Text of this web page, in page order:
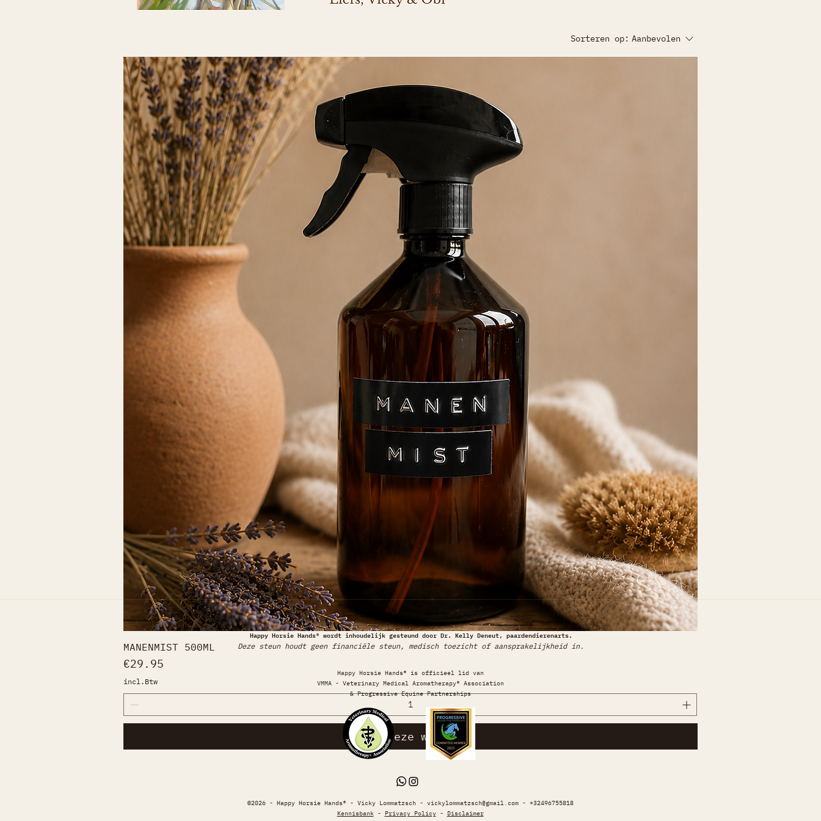
Sorteren op: Aanbevolen
MANENMIST 500ML
Prijs
€29.95
incl.Btw
Ja, deze wil ik
Happy Horsie Hands® wordt inhoudelijk gesteund door Dr. Kelly Deneut, paardendierenarts.
Deze steun houdt geen financiële steun, medisch toezicht of aansprakelijkheid in.
Happy Horsie Hands® is officieel lid van
VMMA - Veterinary Medical Aromatherapy® Association
& Progressive Equine Partnerships
©️2026 - Happy Horsie Hands® - Vicky Lommatzsch - vickylommatzsch@gmail.com- +32496755818
Kennisbank- Privacy Policy- Disclaimer